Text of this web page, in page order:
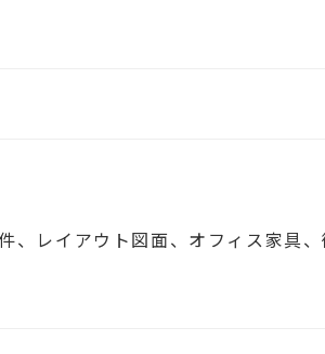
、レイアウト図面、オフィス家具